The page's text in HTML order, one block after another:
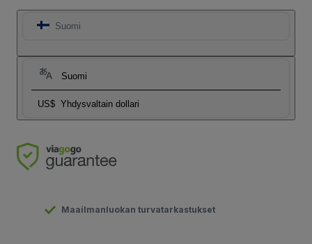
Suomi
Suomi
US$ Yhdysvaltain dollari
Maailmanluokan turvatarkastukset